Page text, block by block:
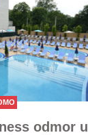
odmor u